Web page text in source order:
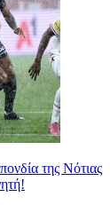
της Νότιας